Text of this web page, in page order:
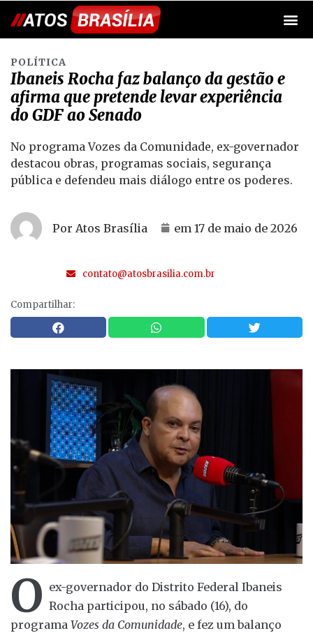
POLÍTICA
Ibaneis Rocha faz balanço da gestão e
afirma que pretende levar experiência
do GDF ao Senado
No programa Vozes da Comunidade, ex-governador
destacou obras, programas sociais, segurança
pública e defendeu mais diálogo entre os poderes.
Por Atos Brasília em 17 de maio de 2026
contato@atosbrasilia.com.br
Compartilhar:
O ex-governador do Distrito Federal Ibaneis
Rocha participou, no sábado (16), do
programa Vozes da Comunidade, e fez um balanço